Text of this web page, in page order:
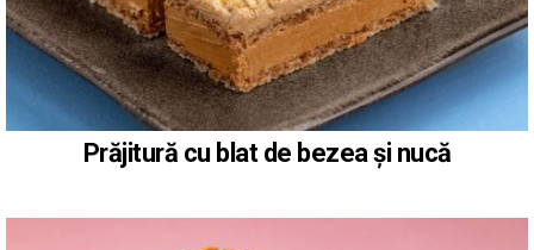
Prăjitură cu blat de bezea și nucă